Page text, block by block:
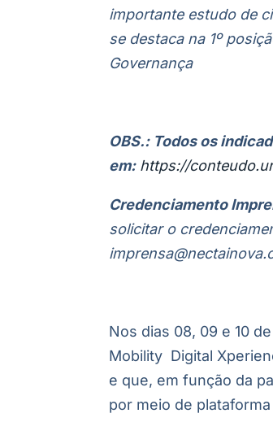
importante estudo de
se destaca na 1º
Governança
OBS.: Todos os
em: https://
Credenciamento
solicitar o
Nos dias 08, 09 e 10
Mobility Digital
e que, em função da
por meio de